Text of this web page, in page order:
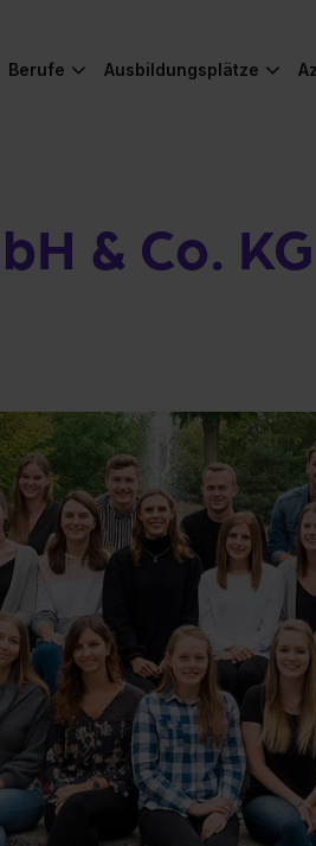
Berufe Ausbildungsplätze
& Co. KG
was Cooles zu
für Video-Content von
die externen Inhalte von YouTube.
dass mir die externen Inhalte
werden. Mehr Infos gibt es in der